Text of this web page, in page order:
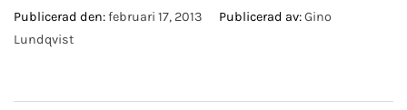
Publicerad den:februari 17, 2013 Publicerad av:Gino
Lundqvist